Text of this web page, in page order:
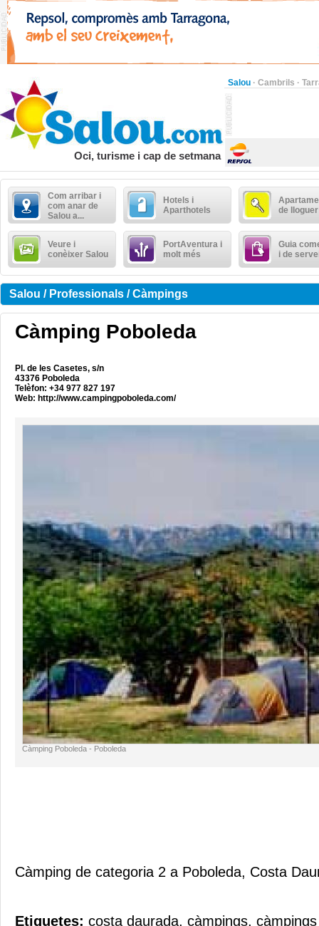
Salou · Cambrils ·
Oci, turisme i cap de setmana
Com arribar i
com anar de
Salou a...
Hotels i
Aparthotels
de lloguer
Veure i
conèixer Salou
PortAventura i
molt més
Guia
i de
Salou / Professionals / Càmpings
Càmping Poboleda
Pl. de les Casetes, s/n
43376 Poboleda
Telèfon: +34 977 827 197
Web: http://www.campingpoboleda.com/
Càmping Poboleda - Poboleda
Càmping de categoria 2 a Poboleda, Costa
Etiquetes: costa daurada, càmpings,